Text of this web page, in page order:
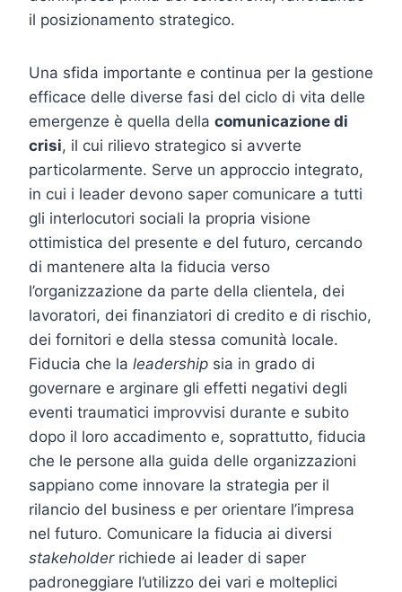
il posizionamento strategico.
Una sfida importante e continua per la gestione
efficace delle diverse fasi del ciclo di vita delle
emergenze è quella della comunicazione di
crisi, il cui rilievo strategico si avverte
particolarmente. Serve un approccio integrato,
in cui i leader devono saper comunicare a tutti
gli interlocutori sociali la propria visione
ottimistica del presente e del futuro, cercando
di mantenere alta la fiducia verso
l’organizzazione da parte della clientela, dei
lavoratori, dei finanziatori di credito e di rischio,
dei fornitori e della stessa comunità locale.
Fiducia che la leadership sia in grado di
governare e arginare gli effetti negativi degli
eventi traumatici improvvisi durante e subito
dopo il loro accadimento e, soprattutto, fiducia
che le persone alla guida delle organizzazioni
sappiano come innovare la strategia per il
rilancio del business e per orientare l’impresa
nel futuro. Comunicare la fiducia ai diversi
stakeholderrichiede ai leader di saper
padroneggiare l’utilizzo dei vari e molteplici